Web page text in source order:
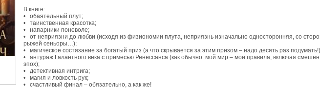
В книге:
• обаятельный плут;
• таинственная красотка;
• напарники поневоле;
• от неприязни до любви (исходя из физиономии плута, неприязнь изначально односторонняя, со
рыжей сеньоры…);
• магическое состязание за богатый приз (а что скрывается за этим призом – надо десять раз
• антураж Галантного века с примесью Ренессанса (как обычно: мой мир – мои правила, включая
эпох);
• детективная интрига;
• магия и ловкость рук;
• счастливый финал – обязательно, а как же!